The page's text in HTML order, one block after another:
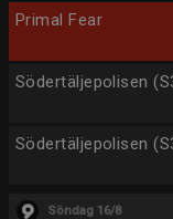
Primal Fear
Södertäljepolisen
Södertäljepolisen
Söndag 16/8